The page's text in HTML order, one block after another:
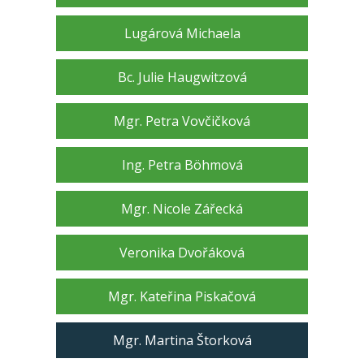
Lugárová Michaela
Bc. Julie Haugwitzová
Mgr. Petra Vovčičková
Ing. Petra Böhmová
Mgr. Nicole Zářecká
Veronika Dvořáková
Mgr. Kateřina Piskačová
Mgr. Martina Štorková